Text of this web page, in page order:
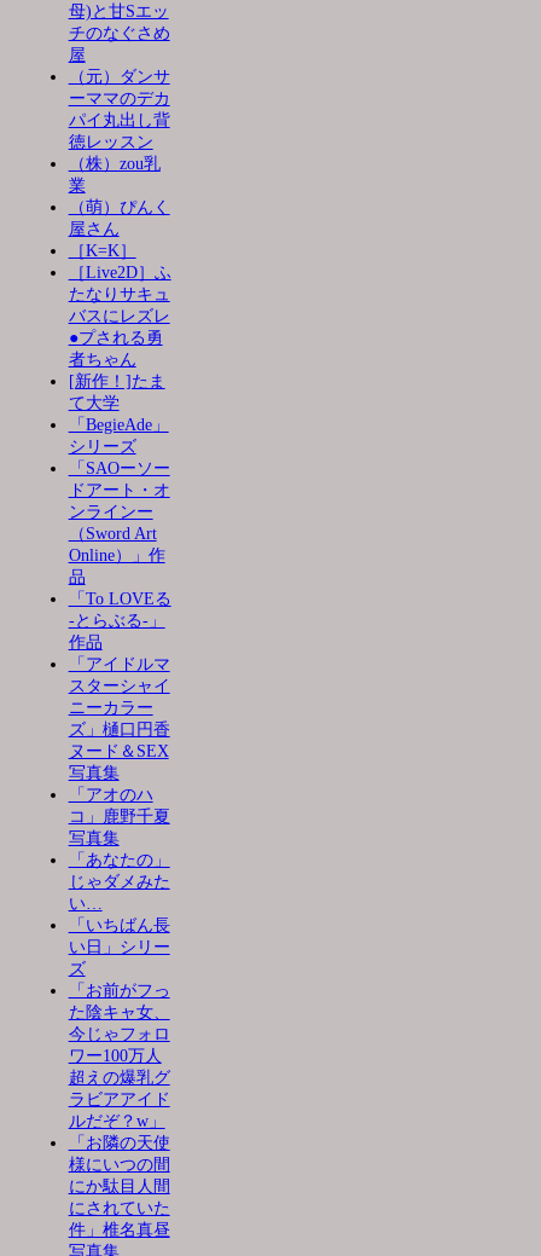
母)と甘Sエッ
チのなぐさめ
屋
（元）ダンサ
ーママのデカ
パイ丸出し背
徳レッスン
（株）zou乳
業
（萌）ぴんく
屋さん
［K=K］
［Live2D］ふ
たなりサキュ
バスにレズレ
●プされる勇
者ちゃん
[新作！]たま
て大学
「BegieAde」
シリーズ
「SAOーソー
ドアート・オ
ンラインー
（Sword Art
Online）」作
品
「To LOVEる
-とらぶる-」
作品
「アイドルマ
スターシャイ
ニーカラー
ズ」樋口円香
ヌード＆SEX
写真集
「アオのハ
コ」鹿野千夏
写真集
「あなたの」
じゃダメみた
い…
「いちばん長
い日」シリー
ズ
「お前がフっ
た陰キャ女、
今じゃフォロ
ワー100万人
超えの爆乳グ
ラビアアイド
ルだぞ？w」
「お隣の天使
様にいつの間
にか駄目人間
にされていた
件」椎名真昼
写真集